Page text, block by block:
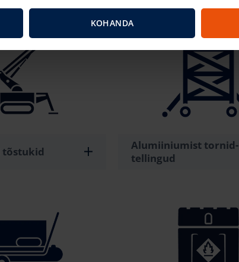
tõstukid
Alumiiniumist tornid-
tellingud
KOHANDA